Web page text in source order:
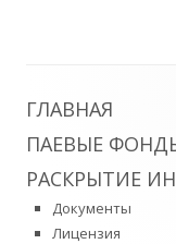
Главная
боковая
колонка
ГЛАВНАЯ
ПАЕВЫЕ
РАСКРЫТИЕ
Документы
Лицензия